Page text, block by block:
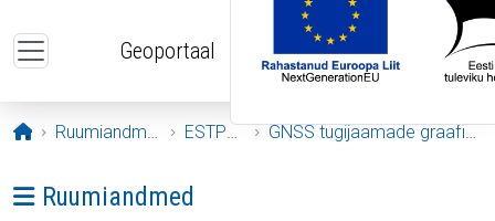
Geoportaal
Avaleht
Ruumiandmed ESTPOS GNSS tugijaamade graafikud
Ava menüü: Ruumiandmed
Ruumiandmed